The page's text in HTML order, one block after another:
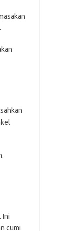
Ini
cumi